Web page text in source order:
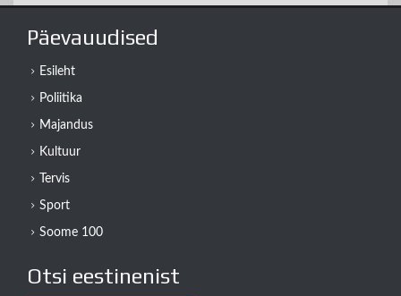
Päevauudised
Esileht
Poliitika
Majandus
Kultuur
Tervis
Sport
Soome 100
Otsi eestinenist